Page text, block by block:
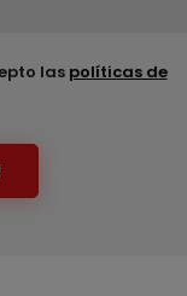
las políticas de